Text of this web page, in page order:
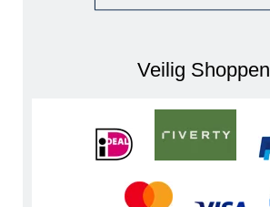
Veilig Shoppen